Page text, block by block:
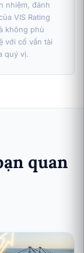
nhiệm, đánh
VIS Rating
không phù
với cố vấn tài
quý vị.
quan